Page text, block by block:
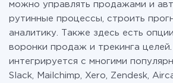
можно управлять продажами и
рутинные процессы, строить
аналитику. Также здесь есть
воронки продаж и трекинга
интегрируется с многими
Slack, Mailchimp, Xero, Zendesk,